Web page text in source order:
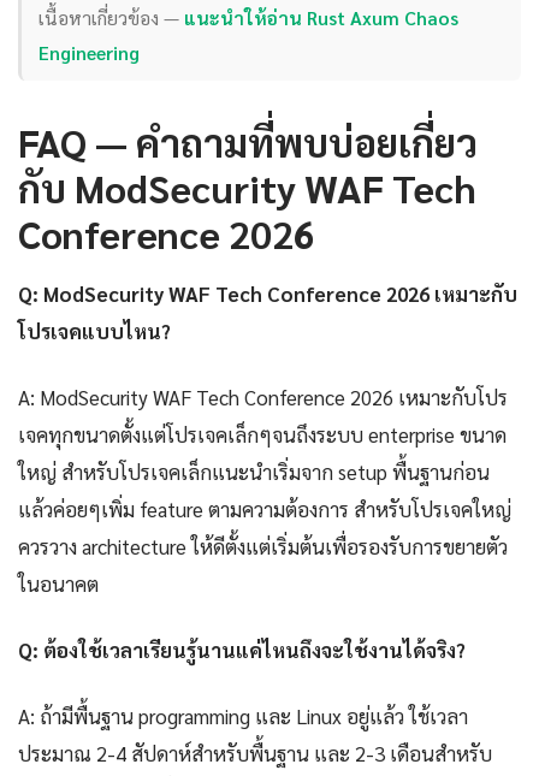
เนื้อหาเกี่ยวข้อง — แนะนำให้อ่าน Rust Axum Chaos
Engineering
FAQ — คำถามที่พบบ่อยเกี่ยว
กับ ModSecurity WAF Tech
Conference 2026
Q: ModSecurity WAF Tech Conference 2026 เหมาะกับ
โปรเจคแบบไหน?
A: ModSecurity WAF Tech Conference 2026 เหมาะกับโปร
เจคทุกขนาดตั้งแต่โปรเจคเล็กๆจนถึงระบบ enterprise ขนาด
ใหญ่ สำหรับโปรเจคเล็กแนะนำเริ่มจาก setup พื้นฐานก่อน
แล้วค่อยๆเพิ่ม feature ตามความต้องการ สำหรับโปรเจคใหญ่
ควรวาง architecture ให้ดีตั้งแต่เริ่มต้นเพื่อรองรับการขยายตัว
ในอนาคต
Q: ต้องใช้เวลาเรียนรู้นานแค่ไหนถึงจะใช้งานได้จริง?
A: ถ้ามีพื้นฐาน programming และ Linux อยู่แล้ว ใช้เวลา
ประมาณ 2-4 สัปดาห์สำหรับพื้นฐาน และ 2-3 เดือนสำหรับ